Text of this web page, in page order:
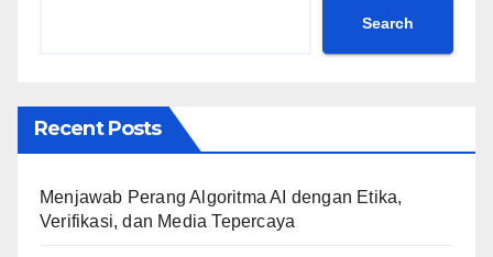
Search
Recent Posts
Menjawab Perang Algoritma AI dengan Etika,
Verifikasi, dan Media Tepercaya